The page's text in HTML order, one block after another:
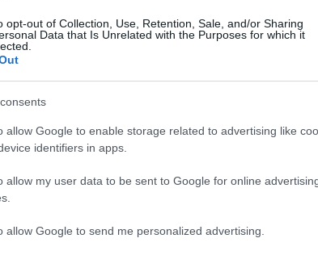
opt-out of Collection, Use, Retention, Sale, and/or Sharing
Data that Is Unrelated with the Purposes for which it
allow Google to enable storage related to advertising like
identifiers in apps.
allow my user data to be sent to Google for online
allow Google to send me personalized advertising.
a beosztott tűzoltói állomány és a
válaszoltak a szakmai teszten. Ezt
egy mélyből mentési feladatot